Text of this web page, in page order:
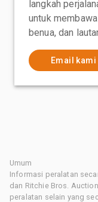
langkah
untuk
benua, dan
Email kami
Umum
Informasi peralatan
dan Ritchie Bros.
peralatan selain yang